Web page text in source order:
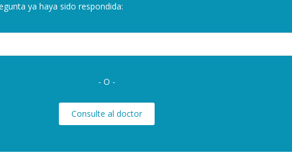
ya haya sido respondida:
- O -
Consulte al doctor